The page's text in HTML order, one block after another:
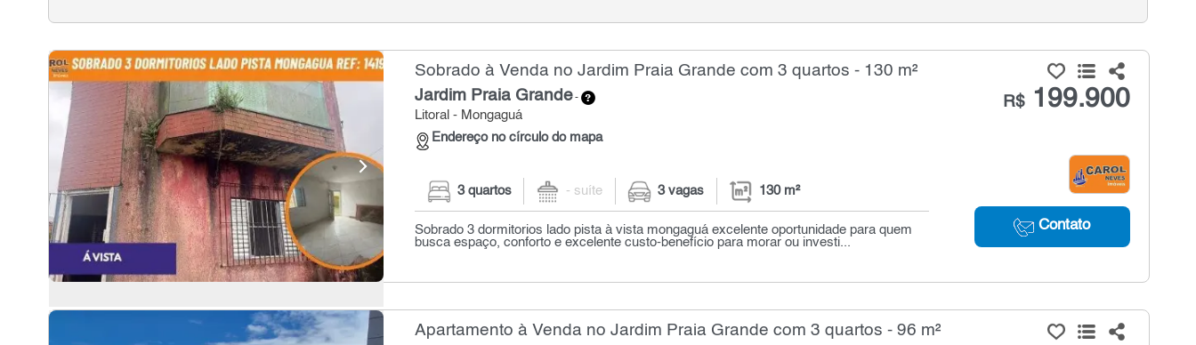
Sobrado à Venda no Jardim Praia Grande com 3 quartos - 130 m²
Jardim Praia Grande-
Litoral - Mongaguá
Endereço no círculo do mapa
R$199.900
Contato
3 quartos - suíte 3 vagas 130 m²
Sobrado 3 dormitorios lado pista à vista mongaguá excelente oportunidade para quem
busca espaço, conforto e excelente custo-benefício para morar ou investi...
Apartamento à Venda no Jardim Praia Grande com 3 quartos - 96 m²